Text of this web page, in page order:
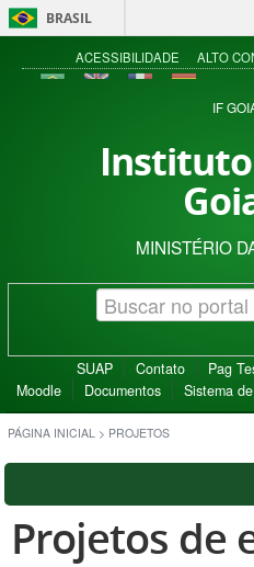
BRASIL
ACESSIBILIDADE ALTO
IF
MINISTÉRIO
SUAP Contato Pag
Moodle
Documentos Sistema
PÁGINA INICIAL > PROJETOS
Projetos de